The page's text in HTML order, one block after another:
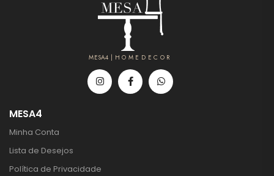
MESA4 | H O M E D E C O R
MESA4
Minha Conta
Lista de Desejos
Política de Privacidade